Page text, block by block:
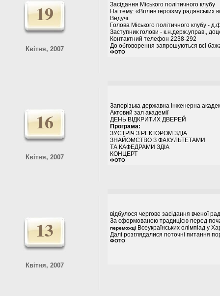
19
Квітня, 2007
Засідання Міського політичного клубу
На тему: «Вплив героїзму радянських
Ведучі:
Голова Міського політичного клубу -
Заступник голови - к.н.держ.управ.,
Контактний телефон 2238-292
До обговорення запрошуються всі
ФОТО
16
Квітня, 2007
Запорізька державна інженерна
Актовий зал академії
ДЕНЬ ВIДКРИТИХ ДВЕРЕЙ
Програма:
ЗУСТРІЧ З РЕКТОРОМ ЗДІА
ЗНАЙОМСТВО З ФАКУЛЬТЕТАМИ
ТА КАФЕДРАМИ ЗДІА
КОНЦЕРТ
ФОТО
13
Квітня, 2007
відбулося чергове засідання вченої
За сформованою традицією перед
переможці Всеукраїнських олімпіад у
Далі розглядалися поточні питання
ФОТО